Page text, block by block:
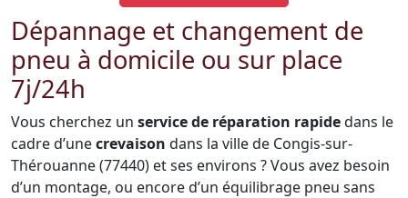
Dépannage et changement de
pneu à domicile ou sur place
7j/24h
Vous cherchez un service de réparation rapidedans le
cadre d’unecrevaison dans la ville de Congis-sur-
Thérouanne (77440) et ses environs ? Vous avez besoin
d’un montage, ou encore d’un équilibrage pneu sans